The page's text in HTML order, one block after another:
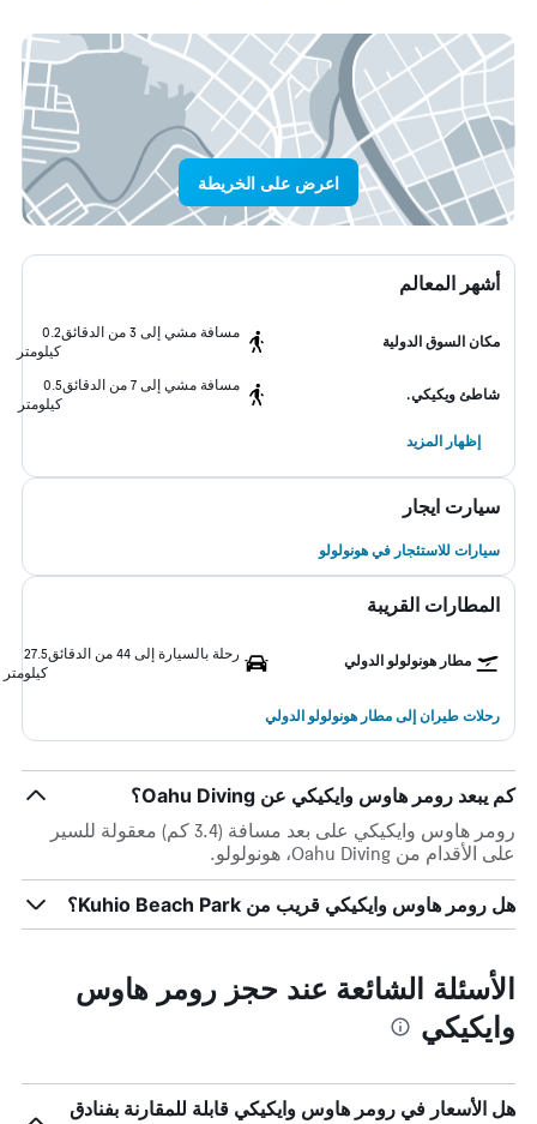
اعرض على الخريطة
أشهر المعالم
مكان السوق الدولية
مسافة مشي إلى 3 من الدقائق
0.2
كيلومتر
شاطئ ويكيكي.
مسافة مشي إلى 7 من الدقائق
0.5
كيلومتر
إظهار المزيد
سيارت ايجار
سيارات للاستئجار في هونولولو
المطارات القريبة
مطار هونولولو الدولي رحلة بالسيارة إلى 44 من الدقائق
27.5
كيلومتر
رحلات طيران إلى مطار هونولولو الدولي
كم يبعد رومر هاوس وايكيكي عن Oahu Diving؟
رومر هاوس وايكيكي على بعد مسافة (3.4 كم) معقولة للسير
على الأقدام من Oahu Diving، هونولولو.
هل رومر هاوس وايكيكي قريب من Kuhio Beach Park؟
الأسئلة الشائعة عند حجز رومر هاوس
وايكيكي
هل الأسعار في رومر هاوس وايكيكي قابلة للمقارنة بفنادق